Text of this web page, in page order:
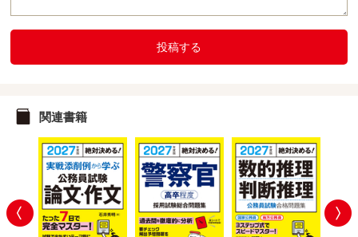
投稿する
関連書籍